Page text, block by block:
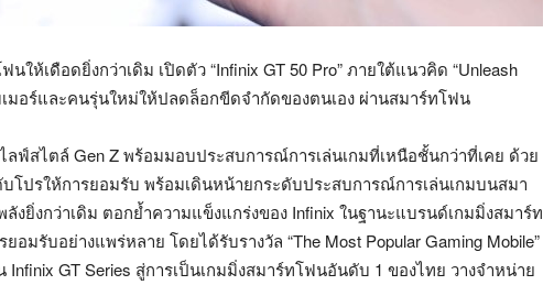
นให้เดือดยิ่งกว่าเดิม เปิดตัว “Infinix GT 50 Pro” ภายใต้แนวคิด “Unleash
เมอร์และคนรุ่นใหม่ให้ปลดล็อกขีดจำกัดของตนเอง ผ่านสมาร์ทโฟน
ฟ์สไตล์ Gen Z พร้อมมอบประสบการณ์การเล่นเกมที่เหนือชั้นกว่าที่เคย ด้วย
โปรให้การยอมรับ พร้อมเดินหน้ายกระดับประสบการณ์การเล่นเกมบนสมา
ยิ่งกว่าเดิม ตอกย้ำความแข็งแกร่งของ Infinix ในฐานะแบรนด์เกมมิ่งสมาร์ท
มรับอย่างแพร่หลาย โดยได้รับรางวัล “The Most Popular Gaming Mobile”
GT Series สู่การเป็นเกมมิ่งสมาร์ทโฟนอันดับ 1 ของไทย วางจำหน่าย